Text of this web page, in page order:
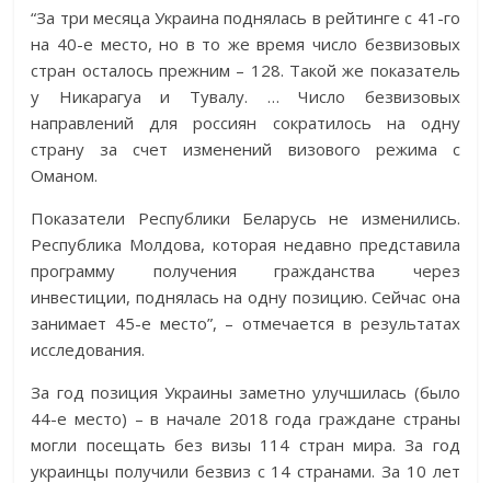
“За три месяца Украина поднялась в рейтинге с 41-го
на 40-е место, но в то же время число безвизовых
стран осталось прежним – 128. Такой же показатель
у Никарагуа и Тувалу. … Число безвизовых
направлений для россиян сократилось на одну
страну за счет изменений визового режима с
Оманом.
Показатели Республики Беларусь не изменились.
Республика Молдова, которая недавно представила
программу получения гражданства через
инвестиции, поднялась на одну позицию. Сейчас она
занимает 45-е место”, – отмечается в результатах
исследования.
За год позиция Украины заметно улучшилась (было
44-е место) – в начале 2018 года граждане страны
могли посещать без визы 114 стран мира. За год
украинцы получили безвиз с 14 странами. За 10 лет